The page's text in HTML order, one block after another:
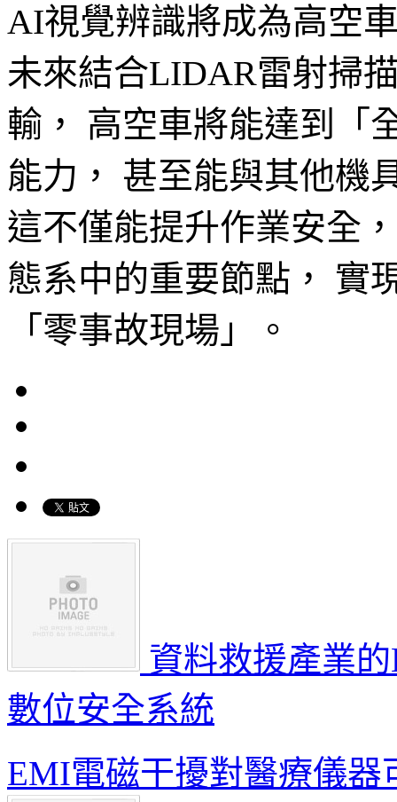
AI視覺辨識將成為高空
未來結合LIDAR雷射掃
輸， 高空車將能達到「
能力， 甚至能與其他機
這不僅能提升作業安全
態系中的重要節點， 實
「零事故現場」。
資料救援產業
數位安全系統
EMI電磁干擾對醫療儀